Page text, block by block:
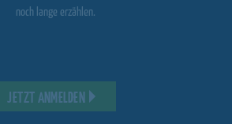
noch lange erzählen.
JETZT ANMELDEN